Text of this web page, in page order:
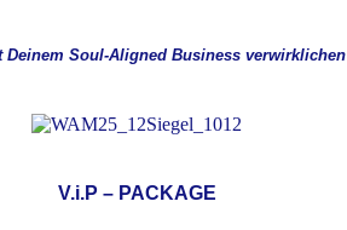
Soul-Aligned Business verwirklichen
V.i.P – PACKAGE